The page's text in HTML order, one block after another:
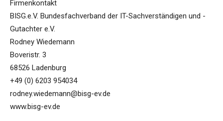
Firmenkontakt
BISG.e.V. Bundesfachverband der IT-Sachverständigen und -
Gutachter e.V.
Rodney Wiedemann
Boveristr. 3
68526 Ladenburg
+49 (0) 6203 954034
rodney.wiedemann@bisg-ev.de
www.bisg-ev.de